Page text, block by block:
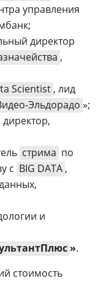
управления
директор
,
Scientist , лид
Эльдорадо »;
стрима по
с BIG DATA ,
и
».
стоимость